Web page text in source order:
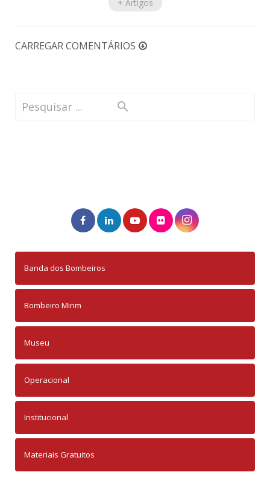
+ Artigos
CARREGAR COMENTÁRIOS
Banda dos Bombeiros
Bombeiro Mirim
Museu
Operacional
Institucional
Materiais Gratuitos